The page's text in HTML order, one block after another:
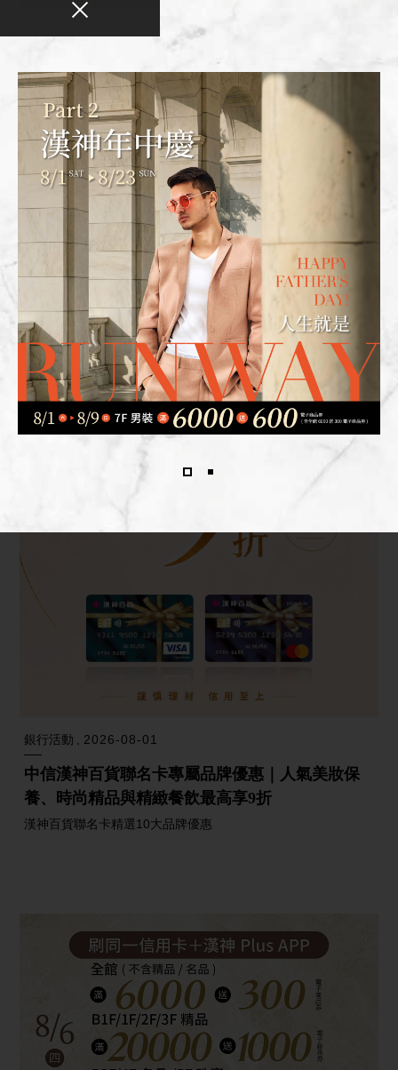
全館活動 2026-08-01
2026父親節送禮推薦｜超能老爸禮物清單
超能老爸不只要披風，還要威風！男裝滿6千6百父親節送禮看
銀行活動 2026-08-01
中信漢神百貨聯名卡專屬品牌優惠｜人氣美妝保
養、時尚精品與精緻餐飲最高享9折
漢神百貨聯名卡精選10大品牌優惠